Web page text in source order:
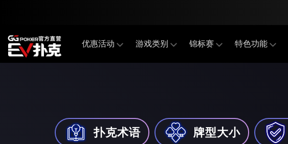
优惠活动 游戏类别 锦标赛 特色功能
扑克术语 牌型大小